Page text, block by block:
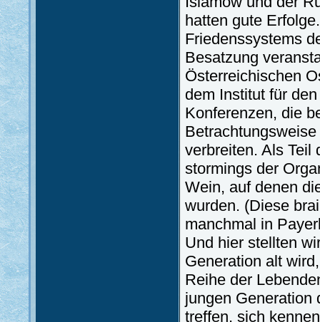
hatten gute
Friedenssystems
Besatzung
Österreichischen
dem Institut für
Konferenzen, die
verbreiten. Als Teil
stormings der
Wein, auf denen
wurden. (Diese
manchmal in
Und hier stellten
Generation alt
Reihe der
jungen Generation
treffen, sich